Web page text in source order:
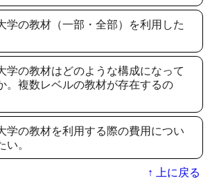
学の教材（一部・全部）を利用した
学の教材はどのような構成になって
。複数レベルの教材が存在するの
学の教材を利用する際の費用につい
。
↑ 上に戻る